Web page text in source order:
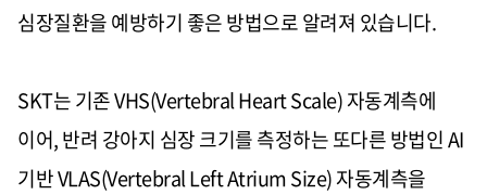
심장질환을 예방하기 좋은 방법으로 알려져 있습니다.
SKT는 기존VHS(Vertebral Heart Scale)자동계측에
이어,반려 강아지 심장 크기를 측정하는 또다른 방법인AI
기반VLAS(Vertebral Left Atrium Size)자동계측을